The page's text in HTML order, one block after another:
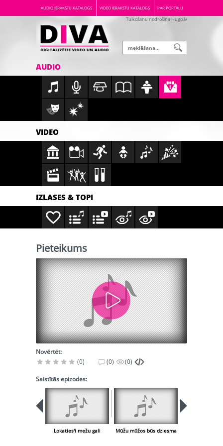
AUDIO IERAKSTU KATALOGS VIDEO IERAKSTU KATALOGS PAR PORTĀLU
Tulkošanu nodrošina Hugo.lv
AUDIO
VIDEO
IZLASES & TOPI
Pieteikums
Novērtēt:
(0)
(0) (0)
Saistītās epizodes:
Lokaties'i mežu gali Mūžu mūžos būs dziesma